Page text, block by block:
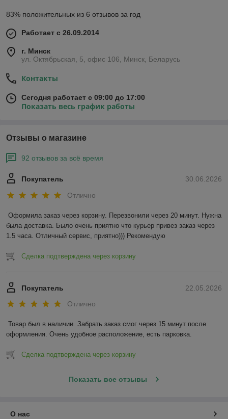
83% положительных из 6 отзывов за год
Работает с 26.09.2014
г. Минск
ул. Октябрьская, 5, офис 106, Минск, Беларусь
Контакты
Сегодня работает с 09:00 до 17:00
Показать весь график работы
Отзывы о магазине
92 отзывов за всё время
30.06.2026
Покупатель
Отлично
Оформила заказ через корзину. Перезвонили через 20 минут. Нужна
была доставка. Было очень приятно что курьер привез заказ через
1.5 часа. Отличный сервис, приятно))) Рекомендую
Сделка подтверждена через корзину
22.05.2026
Покупатель
Отлично
Товар был в наличии. Забрать заказ смог через 15 минут после
оформления. Очень удобное расположение, есть парковка.
Сделка подтверждена через корзину
Показать все отзывы
О нас